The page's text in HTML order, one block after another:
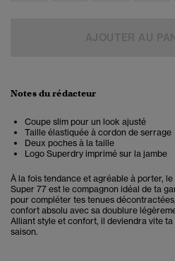
Notes du rédacteur
Coupe slim pour un look ajusté
Taille élastiquée à cordon de serrage
Deux poches à la taille
Logo Superdry imprimé sur la jambe
À la fois tendance et agréable à porter,
Super 77 est le compagnon idéal de ta
pour compléter tes tenues
confort absolu avec sa doublure
Alliant style et confort, il deviendra vite
saison.